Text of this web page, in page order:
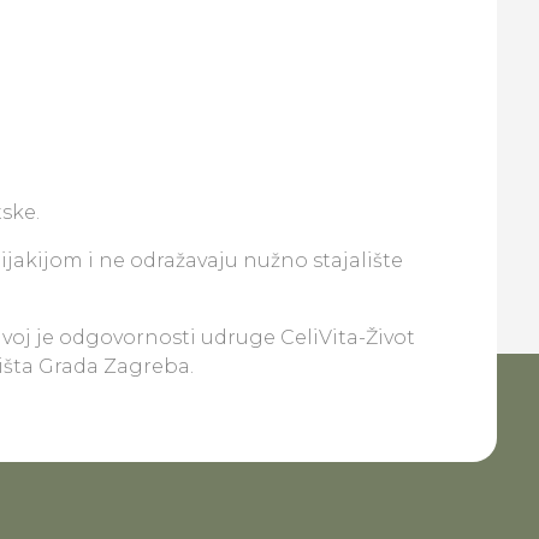
i ne odražavaju nužno stajalište
je odgovornosti udruge CeliVita-Život
Grada Zagreba.